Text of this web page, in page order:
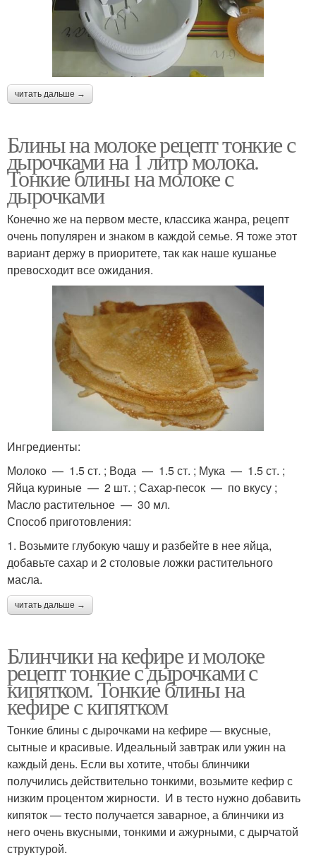
читать дальше →
Блины на молоке рецепт тонкие с
дырочками на 1 литр молока.
Тонкие блины на молоке с
дырочками
Конечно же на первом месте, классика жанра, рецепт
очень популярен и знаком в каждой семье. Я тоже этот
вариант держу в приоритете, так как наше кушанье
превосходит все ожидания.
Ингредиенты:
Молоко — 1.5 ст. ; Вода — 1.5 ст. ; Мука — 1.5 ст. ;
Яйца куриные — 2 шт. ; Сахар-песок — по вкусу ;
Масло растительное — 30 мл.
Способ приготовления:
1. Возьмите глубокую чашу и разбейте в нее яйца,
добавьте сахар и 2 столовые ложки растительного
масла.
читать дальше →
Блинчики на кефире и молоке
рецепт тонкие с дырочками с
кипятком. Тонкие блины на
кефире с кипятком
Тонкие блины с дырочками на кефире — вкусные,
сытные и красивые. Идеальный завтрак или ужин на
каждый день. Если вы хотите, чтобы блинчики
получились действительно тонкими, возьмите кефир с
низким процентом жирности. И в тесто нужно добавить
кипяток — тесто получается заварное, а блинчики из
него очень вкусными, тонкими и ажурными, с дырчатой
структурой.